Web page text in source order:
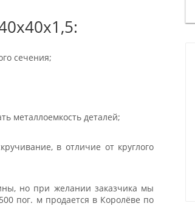
сечения;
металлоемкость деталей;
в отличие от круглого
но при желании заказчика мы
пог. м продается в Королёве по